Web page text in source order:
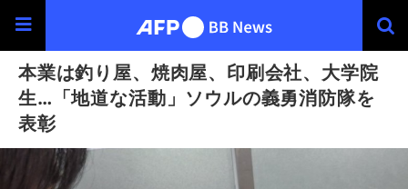
本業は釣り屋、焼肉屋、印刷会社、大学院
生…「地道な活動」ソウルの義勇消防隊を
表彰